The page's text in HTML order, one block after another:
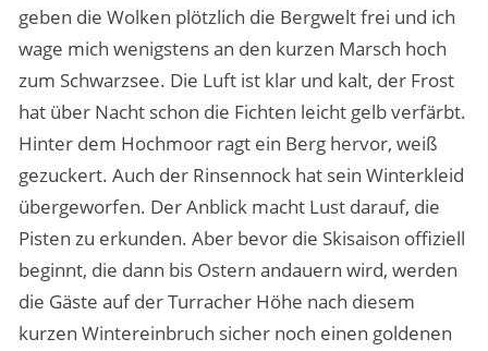
geben die Wolken plötzlich die Bergwelt frei und ich
wage mich wenigstens an den kurzen Marsch hoch
zum Schwarzsee. Die Luft ist klar und kalt, der Frost
hat über Nacht schon die Fichten leicht gelb verfärbt.
Hinter dem Hochmoor ragt ein Berg hervor, weiß
gezuckert. Auch der Rinsennock hat sein Winterkleid
übergeworfen. Der Anblick macht Lust darauf, die
Pisten zu erkunden. Aber bevor die Skisaison offiziell
beginnt, die dann bis Ostern andauern wird, werden
die Gäste auf der Turracher Höhe nach diesem
kurzen Wintereinbruch sicher noch einen goldenen